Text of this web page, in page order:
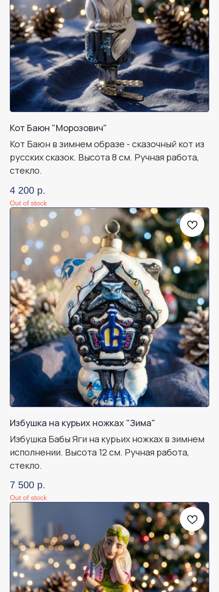
Кот Баюн "Морозович"
Кот Баюн в зимнем образе - сказочный кот из
русских сказок. Высота 8 см. Ручная работа,
стекло.
4 200 р.
Out of stock
Избушка на курьих ножках "Зима"
Избушка Бабы Яги на курьих ножках в зимнем
исполнении. Высота 12 см. Ручная работа,
стекло.
7 500 р.
Out of stock